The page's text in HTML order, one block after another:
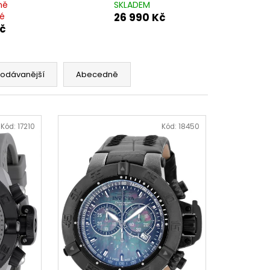
SKLADEM
26 990 Kč
Abecedně
Kód: 17210 Kód: 18450